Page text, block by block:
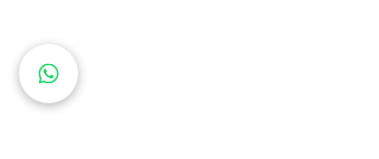
Queremos que cada cliente
sienta que en Mundo Perfume